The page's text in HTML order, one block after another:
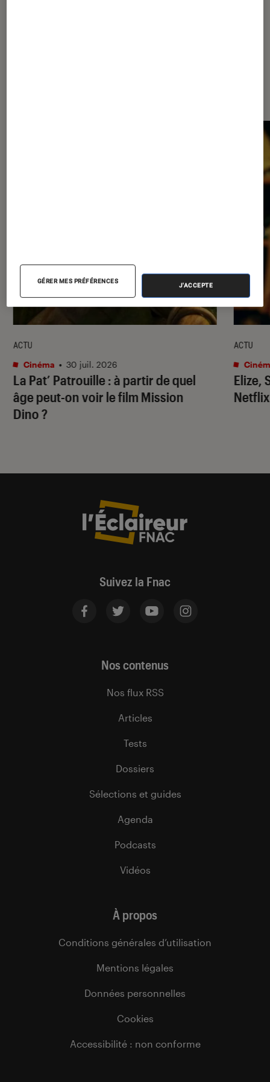
La Pat’ Patrouille: à partir de quel
âge peut-on voir le film Mission
Dino?
ACTU
Cinéma • 30 juil. 2026
Elize,
ACTU
Suivez la Fnac
Nos contenus
Nos flux RSS
Articles
Tests
Dossiers
Sélections et guides
Agenda
Podcasts
Vidéos
À propos
Conditions générales d’utilisation
Mentions légales
Données personnelles
Cookies
Accessibilité : non conforme
GÉRER MES PRÉFÉRENCES
J'ACCEPTE